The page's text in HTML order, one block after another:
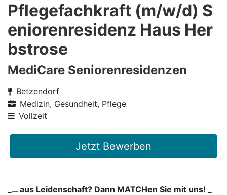
Pflegefachkraft (m/w/d) S
eniorenresidenz Haus Her
bstrose
MediCare Seniorenresidenzen
Betzendorf
Medizin, Gesundheit, Pflege
Vollzeit
Jetzt Bewerben
_… aus Leidenschaft? Dann MATCHen Sie mit uns! _